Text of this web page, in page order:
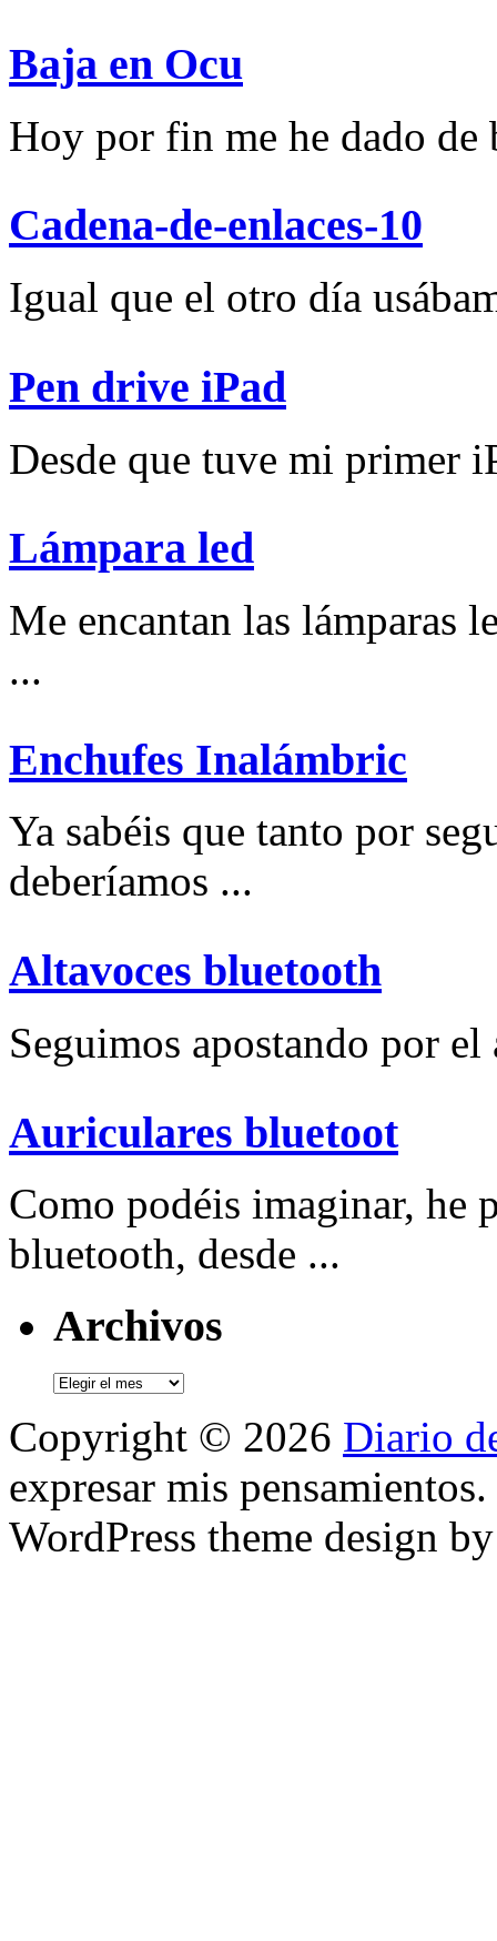
Baja en Ocu
Hoy por fin me he dado de
Cadena-de-enlaces-10
Igual que el otro día
Pen drive iPad
Desde que tuve mi primer
Lámpara led
Me encantan las lámparas
...
Enchufes Inalámbric
Ya sabéis que tanto por
deberíamos ...
Altavoces bluetooth
Seguimos apostando por
Auriculares bluetoot
Como podéis imaginar, he
bluetooth, desde ...
Archivos
Archivos
Copyright © 2026 Diario
expresar mis pensamientos.
WordPress theme design